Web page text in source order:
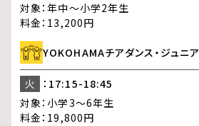
対象：年中～小学2年生
料金： 13,200円
YOKOHAMAチアダンス・ジュニア
火
：17:15-18:45
対象： 小学3～6年生
料金： 19,800円